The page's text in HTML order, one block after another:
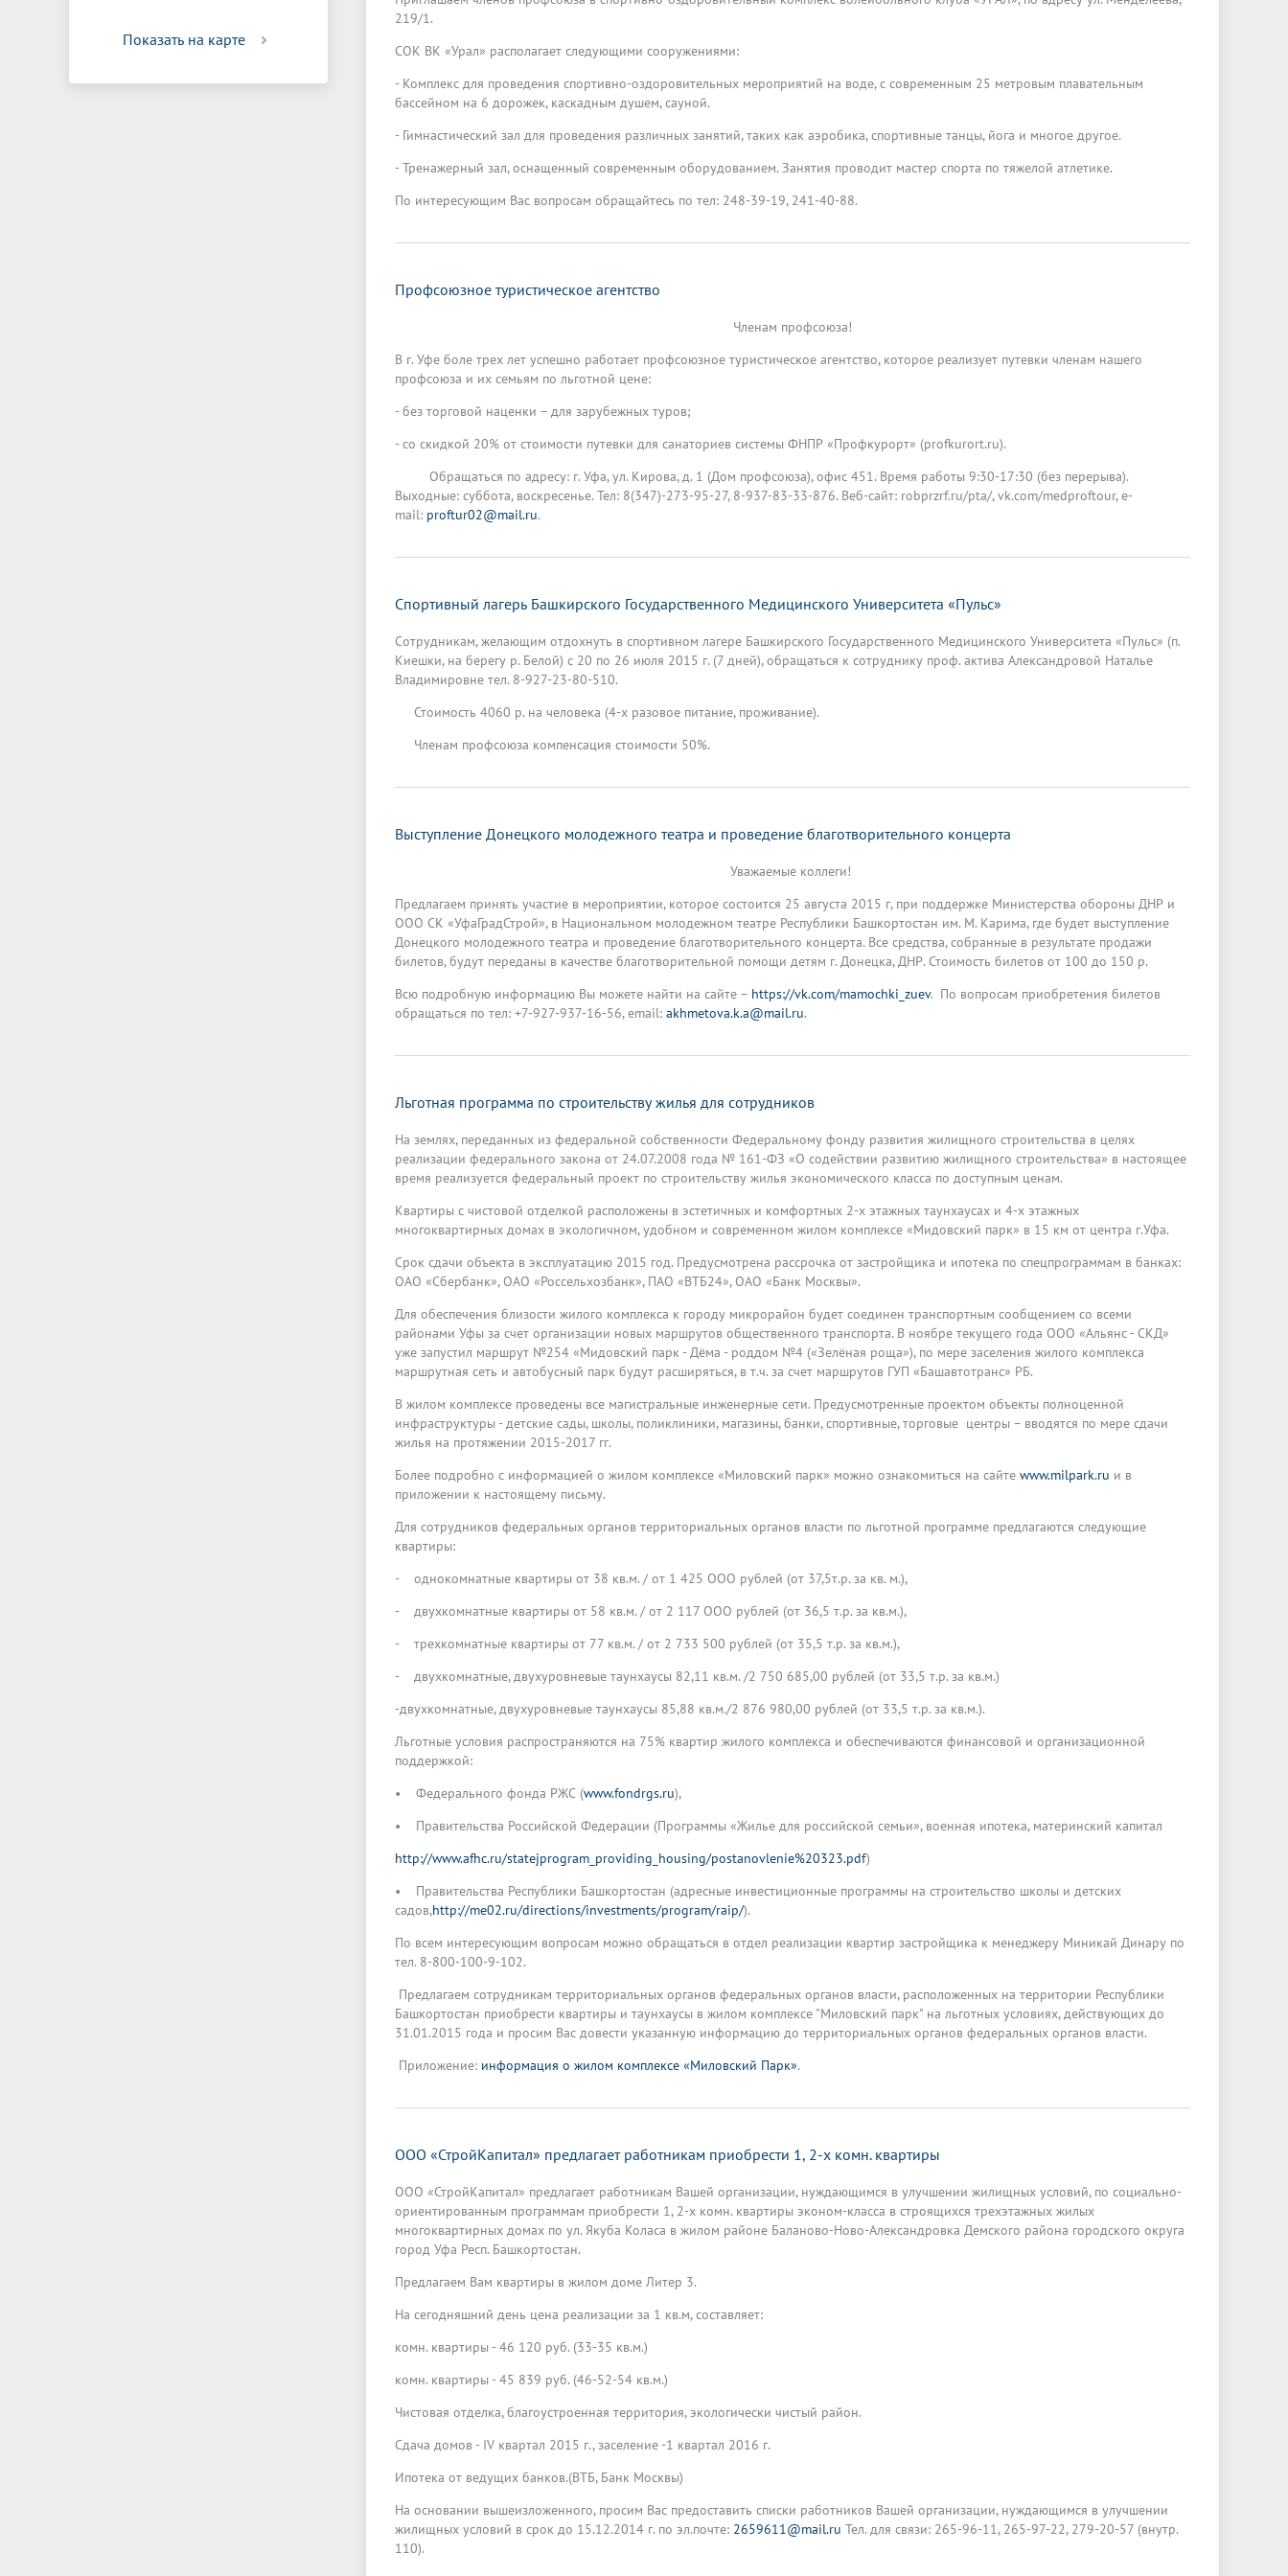
Показать на карте
219/1.
СОК ВК «Урал» располагает следующими сооружениями:
- Комплекс для проведения спортивно-оздоровительных мероприятий на воде, с современным 25 метровым плавательным
бассейном на 6 дорожек, каскадным душем, сауной.
- Гимнастический зал для проведения различных занятий, таких как аэробика, спортивные танцы, йога и многое другое.
- Тренажерный зал, оснащенный современным оборудованием. Занятия проводит мастер спорта по тяжелой атлетике.
По интересующим Вас вопросам обращайтесь по тел: 248-39-19, 241-40-88.
Профсоюзное туристическое агентство
Членам профсоюза!
В г. Уфе боле трех лет успешно работает профсоюзное туристическое агентство, которое реализует путевки членам нашего
профсоюза и их семьям по льготной цене:
- без торговой наценки – для зарубежных туров;
- со скидкой 20% от стоимости путевки для санаториев системы ФНПР «Профкурорт» (profkurort.ru).
Обращаться по адресу: г. Уфа, ул. Кирова, д. 1 (Дом профсоюза), офис 451. Время работы 9:30-17:30 (без перерыва).
Выходные: суббота, воскресенье. Тел: 8(347)-273-95-27, 8-937-83-33-876. Веб-сайт: robprzrf.ru/pta/, vk.com/medproftour, e-
mail: proftur02@mail.ru.
Спортивный лагерь Башкирского Государственного Медицинского Университета «Пульс»
Сотрудникам, желающим отдохнуть в спортивном лагере Башкирского Государственного Медицинского Университета «Пульс» (п.
Киешки, на берегу р. Белой) с 20 по 26 июля 2015 г. (7 дней), обращаться к сотруднику проф. актива Александровой Наталье
Владимировне тел. 8-927-23-80-510.
Стоимость 4060 р. на человека (4-х разовое питание, проживание).
Членам профсоюза компенсация стоимости 50%.
Выступление Донецкого молодежного театра и проведение благотворительного концерта
Уважаемые коллеги!
Предлагаем принять участие в мероприятии, которое состоится 25 августа 2015 г, при поддержке Министерства обороны ДНР и
ООО СК «УфаГрадСтрой», в Национальном молодежном театре Республики Башкортостан им. М. Карима, где будет выступление
Донецкого молодежного театра и проведение благотворительного концерта. Все средства, собранные в результате продажи
билетов, будут переданы в качестве благотворительной помощи детям г. Донецка, ДНР. Стоимость билетов от 100 до 150 р.
Всю подробную информацию Вы можете найти на сайте – https://vk.com/mamochki_zuev. По вопросам приобретения билетов
обращаться по тел: +7-927-937-16-56, email: akhmetova.k.a@mail.ru.
Льготная программа по строительству жилья для сотрудников
На землях, переданных из федеральной собственности Федеральному фонду развития жилищного строительства в целях
реализации федерального закона от 24.07.2008 года № 161-ФЗ «О содействии развитию жилищного строительства» в настоящее
время реализуется федеральный проект по строительству жилья экономического класса по доступным ценам.
Квартиры с чистовой отделкой расположены в эстетичных и комфортных 2-х этажных таунхаусах и 4-х этажных
многоквартирных домах в экологичном, удобном и современном жилом комплексе «Мидовский парк» в 15 км от центра г.Уфа.
Срок сдачи объекта в эксплуатацию 2015 год. Предусмотрена рассрочка от застройщика и ипотека по спецпрограммам в банках:
ОАО «Сбербанк», ОАО «Россельхозбанк», ПАО «ВТБ24», ОАО «Банк Москвы».
Для обеспечения близости жилого комплекса к городу микрорайон будет соединен транспортным сообщением со всеми
районами Уфы за счет организации новых маршрутов общественного транспорта. В ноябре текущего года ООО «Альянс - СКД»
уже запустил маршрут №254 «Мидовский парк - Дёма - роддом №4 («Зелёная роща»), по мере заселения жилого комплекса
маршрутная сеть и автобусный парк будут расширяться, в т.ч. за счет маршрутов ГУП «Башавтотранс» РБ.
В жилом комплексе проведены все магистральные инженерные сети. Предусмотренные проектом объекты полноценной
инфраструктуры - детские сады, школы, поликлиники, магазины, банки, спортивные, торговые центры – вводятся по мере сдачи
жилья на протяжении 2015-2017 гг.
Более подробно с информацией о жилом комплексе «Миловский парк» можно ознакомиться на сайте www.milpark.ru и в
приложении к настоящему письму.
Для сотрудников федеральных органов территориальных органов власти по льготной программе предлагаются следующие
квартиры:
- однокомнатные квартиры от 38 кв.м. / от 1 425 ООО рублей (от 37,5т.р. за кв. м.),
- двухкомнатные квартиры от 58 кв.м. / от 2 117 ООО рублей (от 36,5 т.р. за кв.м.),
- трехкомнатные квартиры от 77 кв.м. / от 2 733 500 рублей (от 35,5 т.р. за кв.м.),
- двухкомнатные, двухуровневые таунхаусы 82,11 кв.м. /2 750 685,00 рублей (от 33,5 т.р. за кв.м.)
-двухкомнатные, двухуровневые таунхаусы 85,88 кв.м./2 876 980,00 рублей (от 33,5 т.р. за кв.м.).
Льготные условия распространяются на 75% квартир жилого комплекса и обеспечиваются финансовой и организационной
поддержкой:
• Федерального фонда РЖС (www.fondrgs.ru),
• Правительства Российской Федерации (Программы «Жилье для российской семьи», военная ипотека, материнский капитал
http://www.afhc.ru/statejprogram_providing_housing/postanovlenie%20323.pdf)
• Правительства Республики Башкортостан (адресные инвестиционные программы на строительство школы и детских
садов,http://me02.ru/directions/investments/program/raip/).
По всем интересующим вопросам можно обращаться в отдел реализации квартир застройщика к менеджеру Миникай Динару по
тел. 8-800-100-9-102.
Предлагаем сотрудникам территориальных органов федеральных органов власти, расположенных на территории Республики
Башкортостан приобрести квартиры и таунхаусы в жилом комплексе "Миловский парк" на льготных условиях, действующих до
31.01.2015 года и просим Вас довести указанную информацию до территориальных органов федеральных органов власти.
Приложение: информация о жилом комплексе «Миловский Парк».
ООО «СтройКапитал» предлагает работникам приобрести 1, 2-х комн. квартиры
ООО «СтройКапитал» предлагает работникам Вашей организации, нуждающимся в улучшении жилищных условий, по социально-
ориентированным программам приобрести 1, 2-х комн. квартиры эконом-класса в строящихся трехэтажных жилых
многоквартирных домах по ул. Якуба Коласа в жилом районе Баланово-Ново-Александровка Демского района городского округа
город Уфа Респ. Башкортостан.
Предлагаем Вам квартиры в жилом доме Литер 3.
На сегодняшний день цена реализации за 1 кв.м, составляет:
комн. квартиры - 46 120 руб. (33-35 кв.м.)
комн. квартиры - 45 839 руб. (46-52-54 кв.м.)
Чистовая отделка, благоустроенная территория, экологически чистый район.
Сдача домов - IV квартал 2015 г., заселение -1 квартал 2016 г.
Ипотека от ведущих банков.(ВТБ, Банк Москвы)
На основании вышеизложенного, просим Вас предоставить списки работников Вашей организации, нуждающимся в улучшении
жилищных условий в срок до 15.12.2014 г. по эл.почте: 2659611@mail.ru Тел. для связи: 265-96-11, 265-97-22, 279-20-57 (внутр.
110).